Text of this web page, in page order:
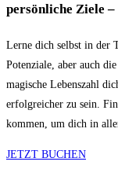
persönliche Ziele
Lerne dich selbst in der
Potenziale, aber auch
magische Lebenszahl
erfolgreicher zu sein.
kommen, um dich in
JETZT BUCHEN